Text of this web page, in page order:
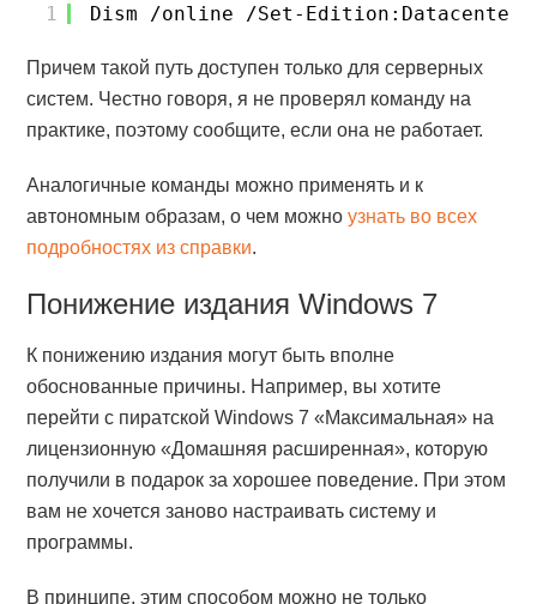
1 Dism /online /Set-Edition:Datacenter /
Причем такой путь доступен только для серверных
систем. Честно говоря, я не проверял команду на
практике, поэтому сообщите, если она не работает.
Аналогичные команды можно применять и к
автономным образам, о чем можноузнать во всех
подробностях из справки.
Понижение издания Windows 7
К понижению издания могут быть вполне
обоснованные причины. Например, вы хотите
перейти с пиратской Windows 7 «Максимальная» на
лицензионную «Домашняя расширенная», которую
получили в подарок за хорошее поведение. При этом
вам не хочется заново настраивать систему и
программы.
В принципе, этим способом можно не только